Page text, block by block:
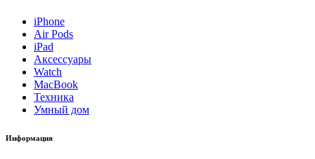
iPhone
Air Pods
iPad
Аксессуары
Watch
MacBook
Техника
Умный дом
Информация